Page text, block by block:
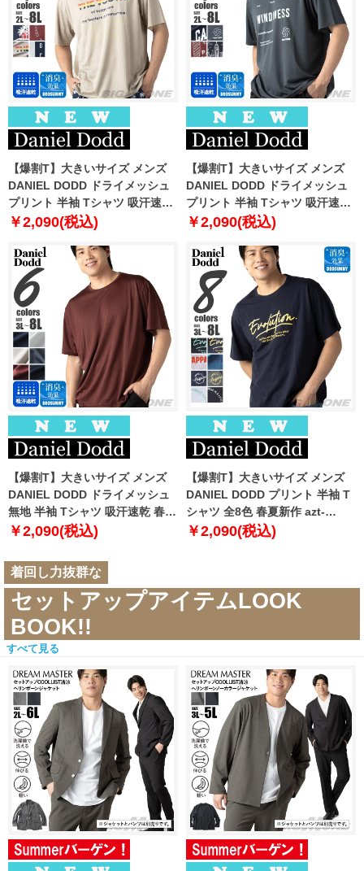
【爆割T】大きいサイズ メンズ
DANIEL DODD ドライメッシュ
プリント 半袖 Tシャツ 吸汗速乾
春夏新作 tjt-2602dry3 【fre】
￥2,090(税込)
【爆割T】大きいサイズ メンズ
DANIEL DODD ドライメッシュ
プリント 半袖 Tシャツ 吸汗速乾
春夏新作 tjt-2602dry4 【fre】
￥2,090(税込)
【爆割T】大きいサイズ メンズ
DANIEL DODD ドライメッシュ
無地 半袖 Tシャツ 吸汗速乾 春夏
新作 tjt-2602dry5 【fre】
￥2,090(税込)
【爆割T】大きいサイズ メンズ
DANIEL DODD プリント 半袖 T
シャツ 全8色 春夏新作 azt-
2602pt5 【fre】
￥2,090(税込)
着回し力抜群な
セットアップアイテムLOOK
BOOK!!
すべて見る